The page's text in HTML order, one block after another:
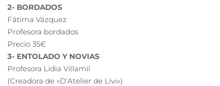
2- BORDADOS
Fátima Vázquez
Profesora bordados
Precio 35€
3- ENTOLADO Y NOVIAS
Profesora Lidia Villamil
(Creadora de «D’Atelier de Livi»)